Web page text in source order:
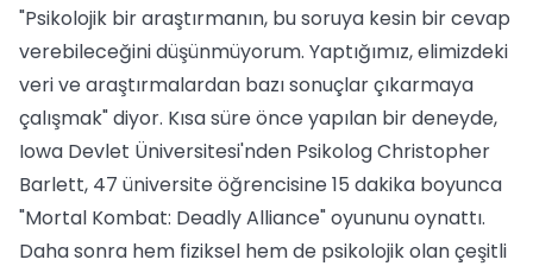
"Psikolojik bir araştırmanın, bu soruya kesin bir cevap
verebileceğini düşünmüyorum. Yaptığımız, elimizdeki
veri ve araştırmalardan bazı sonuçlar çıkarmaya
çalışmak" diyor. Kısa süre önce yapılan bir deneyde,
Iowa Devlet Üniversitesi'nden Psikolog Christopher
Barlett, 47 üniversite öğrencisine 15 dakika boyunca
"Mortal Kombat: Deadly Alliance" oyununu oynattı.
Daha sonra hem fiziksel hem de psikolojik olan çeşitli